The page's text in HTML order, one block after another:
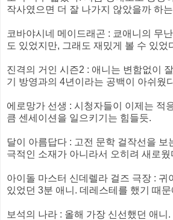
작사였으면 더 잘 나가지 않았을까 하
코바야시네 메이드래곤 : 쿄애니의 무
도 있었지만, 그래도 재밌게 볼 수 있었
진격의 거인 시즌2 : 애니는 변함없이
기 방영과의 4년이라는 공백이 아쉬웠
에로망가 선생 : 시청자들이 이제는 적
큼 센세이션을 일으키기는 힘들듯.
달이 아름답다 : 고전 문학 걸작선을 보
극적인 소재가 아니라서 오히려 새로웠
아이돌 마스터 신데렐라 걸즈 극장 : 귀
있었던 3분 애니. 데레스테를 했기 때
보석의 나라 : 올해 가장 신선했던 애니